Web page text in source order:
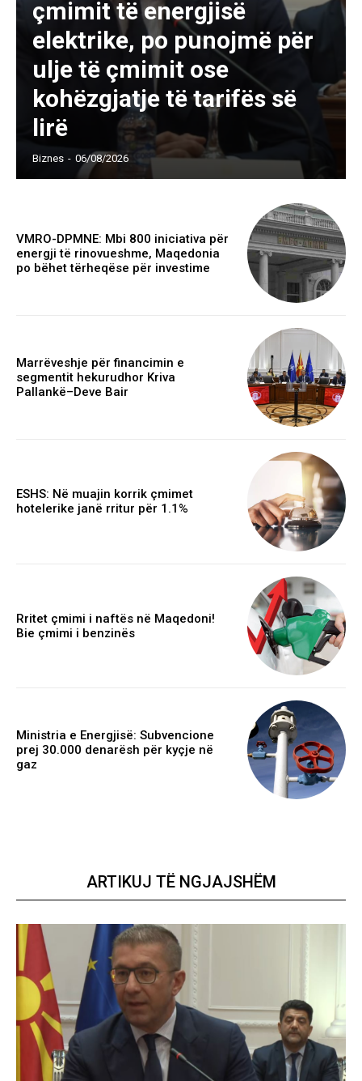
çmimit të energjisë
elektrike, po punojmë për
ulje të çmimit ose
kohëzgjatje të tarifës së
lirë
Biznes - 06/08/2026
VMRO-DPMNE: Mbi 800 iniciativa për
energji të rinovueshme, Maqedonia
po bëhet tërheqëse për investime
Marrëveshje për financimin e
segmentit hekurudhor Kriva
Pallankë–Deve Bair
ESHS: Në muajin korrik çmimet
hotelerike janë rritur për 1.1%
Rritet çmimi i naftës në Maqedoni!
Bie çmimi i benzinës
Ministria e Energjisë: Subvencione
prej 30.000 denarësh për kyçje në
gaz
ARTIKUJ TË NGJAJSHËM